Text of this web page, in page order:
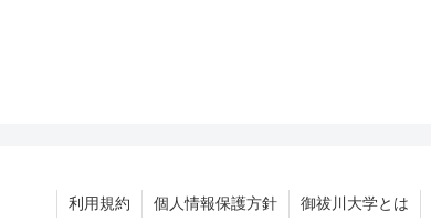
利用規約 個人情報保護方針 御祓川大学とは